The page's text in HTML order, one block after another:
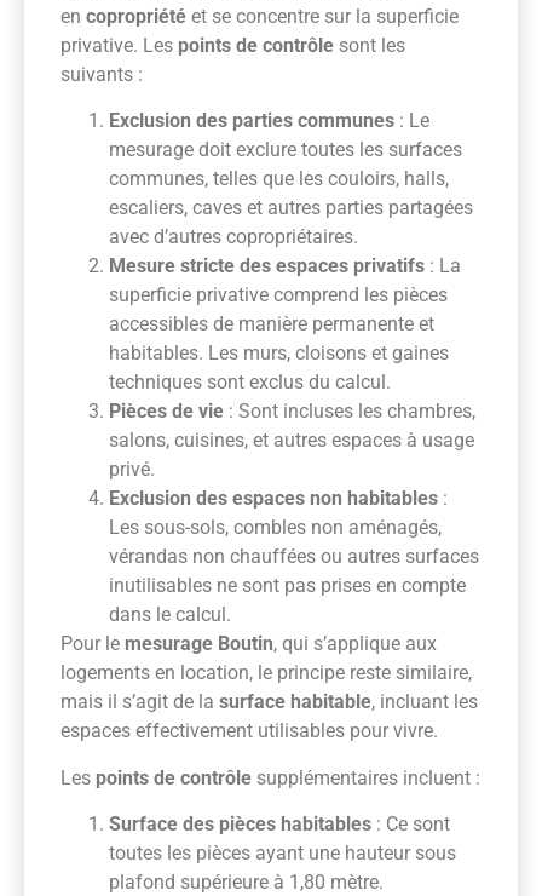
en copropriété et se concentre sur la superficie
privative. Les points de contrôle sont les
suivants :
Exclusion des parties communes : Le
mesurage doit exclure toutes les surfaces
communes, telles que les couloirs, halls,
escaliers, caves et autres parties partagées
avec d’autres copropriétaires.
Mesure stricte des espaces privatifs : La
superficie privative comprend les pièces
accessibles de manière permanente et
habitables. Les murs, cloisons et gaines
techniques sont exclus du calcul.
Pièces de vie : Sont incluses les chambres,
salons, cuisines, et autres espaces à usage
privé.
Exclusion des espaces non habitables :
Les sous-sols, combles non aménagés,
vérandas non chauffées ou autres surfaces
inutilisables ne sont pas prises en compte
dans le calcul.
Pour le mesurage Boutin, qui s’applique aux
logements en location, le principe reste similaire,
mais il s’agit de la surface habitable, incluant les
espaces effectivement utilisables pour vivre.
Les points de contrôle supplémentaires incluent :
Surface des pièces habitables : Ce sont
toutes les pièces ayant une hauteur sous
plafond supérieure à 1,80 mètre.